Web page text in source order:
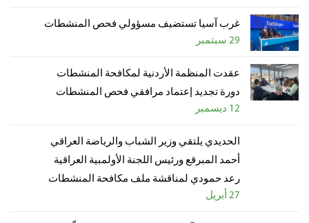
غرب آسيا تستضيف مسؤولي فحص المنشطات
29 سبتمبر
عقدت المنظمة الأردنية لمكافحة المنشطات
دورة تجديد إعتماد مرافقي فحص المنشطات
12 ديسمبر
الحديدي يلتقي وزير الشباب والرياضة العراقي
أحمد المبرقع ورئيس اللجنة الأولمبية العراقية
رعد حمودي لمناقشة ملف مكافحة المنشطات
27 أبريل